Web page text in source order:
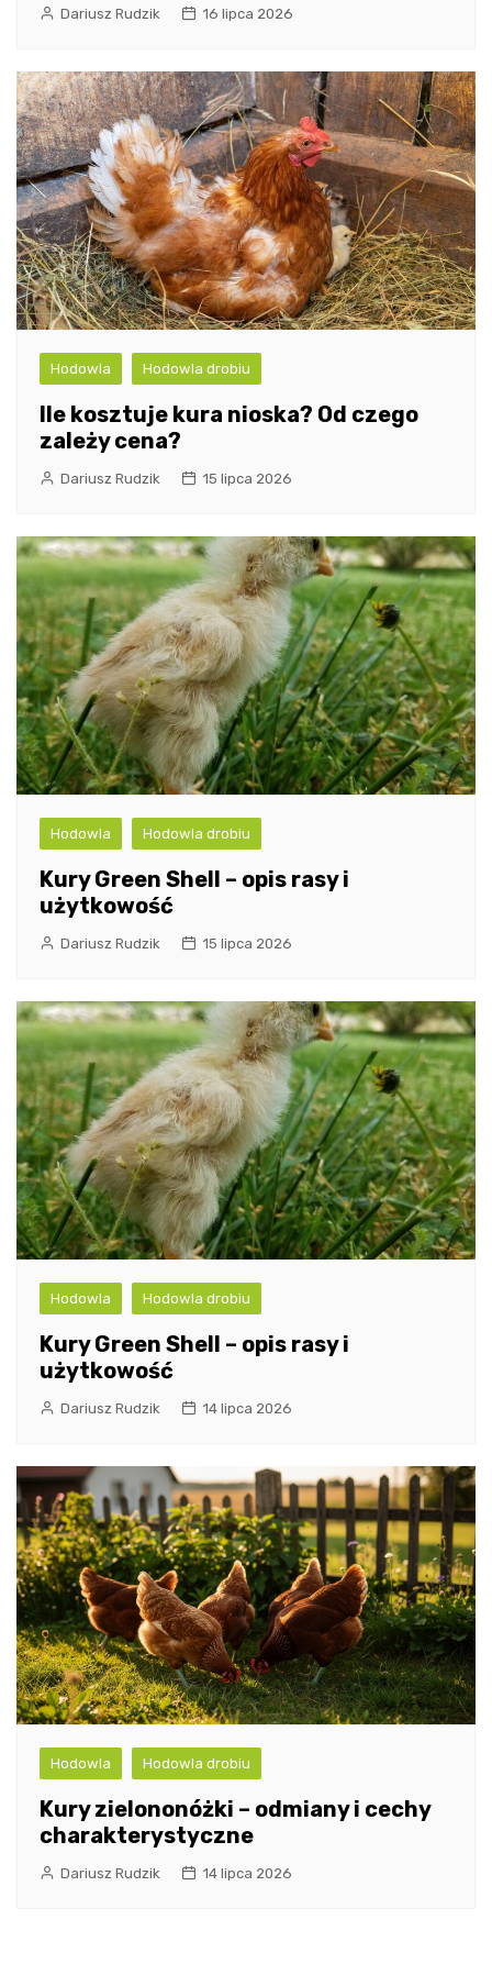
Dariusz Rudzik 16 lipca 2026
Hodowla Hodowla drobiu
Ile kosztuje kura nioska? Od czego
zależy cena?
Dariusz Rudzik 15 lipca 2026
Hodowla Hodowla drobiu
Kury Green Shell – opis rasy i
użytkowość
Dariusz Rudzik 15 lipca 2026
Hodowla Hodowla drobiu
Kury Green Shell – opis rasy i
użytkowość
Dariusz Rudzik 14 lipca 2026
Hodowla Hodowla drobiu
Kury zielononóżki – odmiany i cechy
charakterystyczne
Dariusz Rudzik 14 lipca 2026